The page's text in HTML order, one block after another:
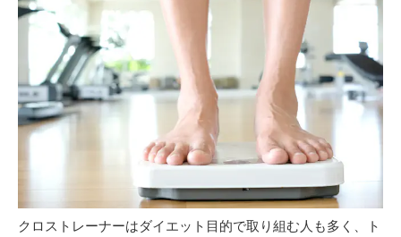
クロストレーナーはダイエット目的で取り組む人も多く、ト